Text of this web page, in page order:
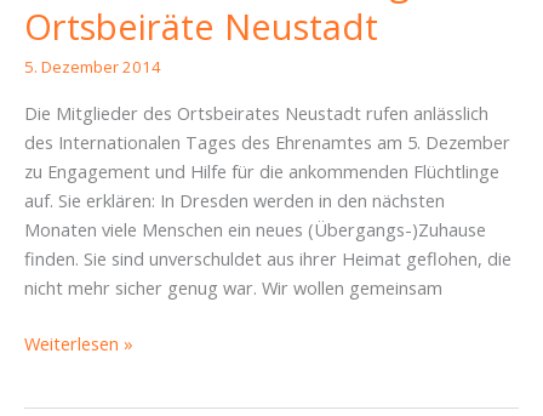
Kassen,
und
Fördermitteln
für
das
Ehrenamt
Ortsbeiräte Neustadt
5. Dezember 2014
Die Mitglieder des Ortsbeirates Neustadt rufen anlässlich
des Internationalen Tages des Ehrenamtes am 5. Dezember
zu Engagement und Hilfe für die ankommenden Flüchtlinge
auf. Sie erklären: In Dresden werden in den nächsten
Monaten viele Menschen ein neues (Übergangs-)Zuhause
finden. Sie sind unverschuldet aus ihrer Heimat geflohen, die
nicht mehr sicher genug war. Wir wollen gemeinsam
Gemeinsame
Weiterlesen »